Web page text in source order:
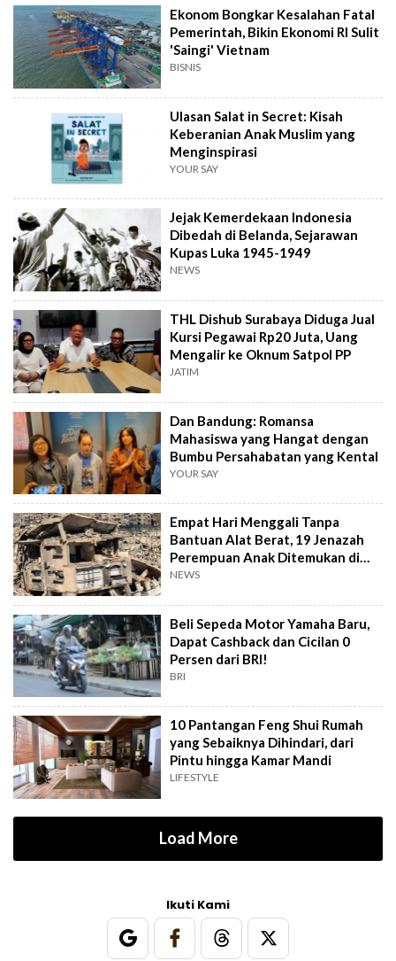
Ekonom Bongkar Kesalahan Fatal
Pemerintah, Bikin Ekonomi RI Sulit
'Saingi' Vietnam
BISNIS
Ulasan Salat in Secret: Kisah
Keberanian Anak Muslim yang
Menginspirasi
YOUR SAY
Jejak Kemerdekaan Indonesia
Dibedah di Belanda, Sejarawan
Kupas Luka 1945-1949
NEWS
THL Dishub Surabaya Diduga Jual
Kursi Pegawai Rp20 Juta, Uang
Mengalir ke Oknum Satpol PP
JATIM
Dan Bandung: Romansa
Mahasiswa yang Hangat dengan
Bumbu Persahabatan yang Kental
YOUR SAY
Empat Hari Menggali Tanpa
Bantuan Alat Berat, 19 Jenazah
Perempuan Anak Ditemukan di
Gaza
NEWS
Beli Sepeda Motor Yamaha Baru,
Dapat Cashback dan Cicilan 0
Persen dari BRI!
BRI
10 Pantangan Feng Shui Rumah
yang Sebaiknya Dihindari, dari
Pintu hingga Kamar Mandi
LIFESTYLE
Load More
Ikuti Kami